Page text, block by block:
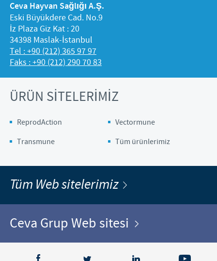
Ceva Hayvan Sağlığı A.Ş.
Eski Büyükdere Cad. No.9
İz Plaza Giz Kat : 20
34398 Maslak-İstanbul
Tel : +90 (212) 365 97 97
Faks : +90 (212) 290 70 83
ÜRÜN SİTELERİMİZ
ReprodAction
Vectormune
Transmune
Tüm ürünlerimiz
Tüm Web sitelerimiz
Ceva Grup Web sitesi